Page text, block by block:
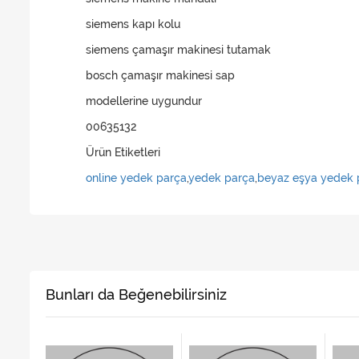
siemens kapı kolu
siemens çamaşır makinesi tutamak
bosch çamaşır makinesi sap
modellerine uygundur
00635132
Ürün Etiketleri
online yedek parça,yedek parça,beyaz eşya yedek
Bunları da Beğenebilirsiniz